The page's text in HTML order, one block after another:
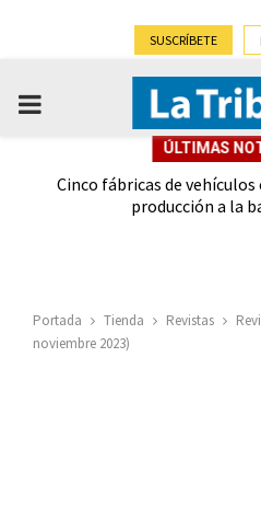
SUSCRÍBETE
PRIMARY
ÚLTIMAS
Cinco fábricas de
producción a la
Portada Tienda Revistas
noviembre 2023)